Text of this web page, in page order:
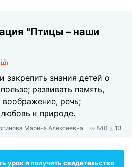
"Птицы – наши
закрепить знания детей о
развивать память,
речь;
к природе.
Марина Алексеевна 840 13
урок и получить свидетельство